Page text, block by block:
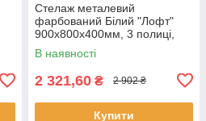
Стелаж металевий
фарбований Білий "Лофт"
900х800х400мм, 3 полиці,
ЛДСП колір полиць Дуб
Артізан | Стелаж для книг
В наявності
2 321,60 ₴ 2 902 ₴
Купити